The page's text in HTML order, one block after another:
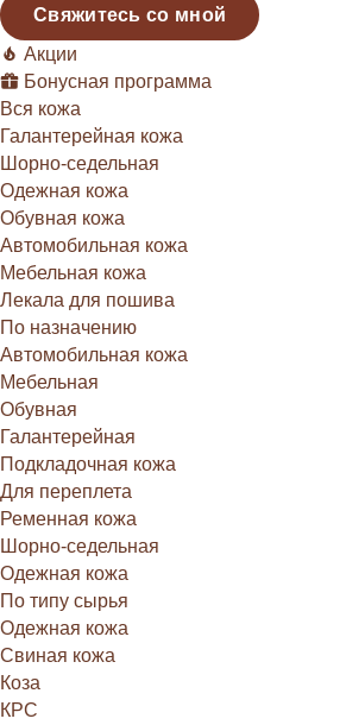
Свяжитесь со мной
Акции
Бонусная программа
Вся кожа
Галантерейная кожа
Шорно-седельная
Одежная кожа
Обувная кожа
Автомобильная кожа
Мебельная кожа
Лекала для пошива
По назначению
Автомобильная кожа
Мебельная
Обувная
Галантерейная
Подкладочная кожа
Для переплета
Ременная кожа
Шорно-седельная
Одежная кожа
По типу сырья
Одежная кожа
Свиная кожа
Коза
КРС